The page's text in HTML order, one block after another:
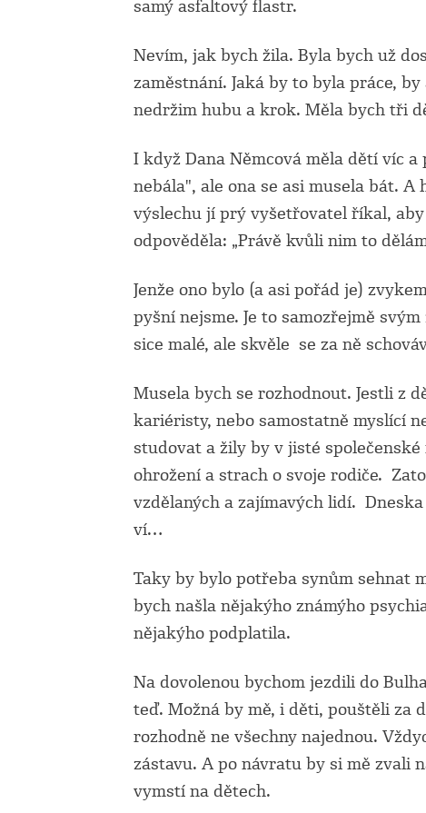
samý asfaltový flastr.
Nevím, jak bych žila. Byla bych už
zaměstnání. Jaká by to byla práce,
nedržim hubu a krok. Měla bych tři
I když Dana Němcová měla dětí víc
nebála", ale ona se asi musela bát.
výslechu jí prý vyšetřovatel říkal,
odpověděla: „Právě kvůli nim to
Jenže ono bylo (a asi pořád je)
pyšní nejsme. Je to samozřejmě
sice malé, ale skvěle se za ně
Musela bych se rozhodnout. Jestli z
kariéristy, nebo samostatně myslící
studovat a žily by v jisté
ohrožení a strach o svoje rodiče.
vzdělaných a zajímavých lidí.
ví…
Taky by bylo potřeba synům sehnat
bych našla nějakýho známýho
nějakýho podplatila.
Na dovolenou bychom jezdili do
teď. Možná by mě, i děti, pouštěli za
rozhodně ne všechny najednou.
zástavu. A po návratu by si mě zvali
vymstí na dětech.